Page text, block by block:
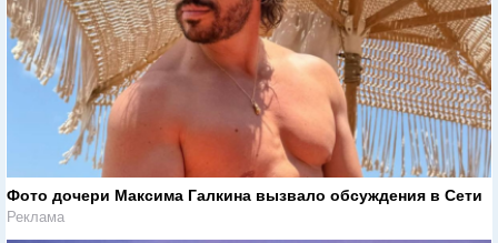
Фото дочери Максима Галкина вызвало обсуждения в Сети
Реклама